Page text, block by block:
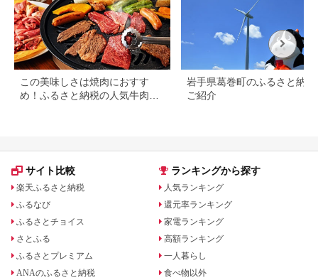
しい おすすめ おかず
多用途 ギフト 贈り物
プレゼント パーティ
ー 誕生日 記念日 お土
産 敬老 お中元 お歳暮
【MT-51】
この美味しさは焼肉におすす
め！ふるさと納税の人気牛肉還
岩手県葛巻町のふるさと納税
ご紹介
サイト比較
楽天ふるさと納税
ふるなび
ふるさとチョイス
さとふる
ふるさとプレミアム
ANAのふるさと納税
ランキングから探す
人気ランキング
還元率ランキング
家電ランキング
高額ランキング
一人暮らし
食べ物以外